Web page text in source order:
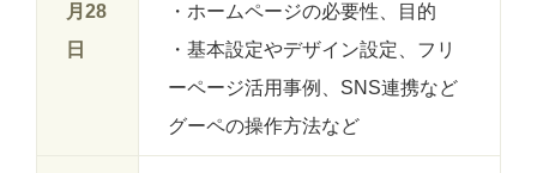
月28
日
・ホームページの必要性、目的
・基本設定やデザイン設定、フリ
ーページ活用事例、SNS連携など
グーペの操作方法など